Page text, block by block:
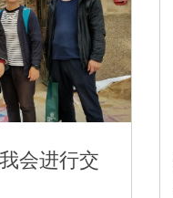
会进行交